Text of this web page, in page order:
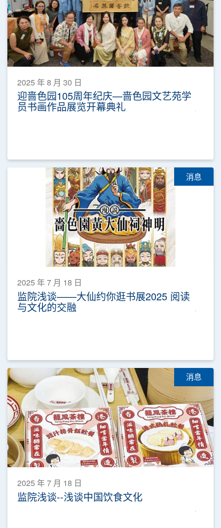
2025 年 8 月 30 日
迎啬色园105周年纪庆—啬色园文艺苑学
员书画作品展览开幕典礼
消息
2025 年 7 月 18 日
监院浅谈——大仙约你逛书展2025 阅读
与文化的交融
消息
2025 年 7 月 18 日
监院浅谈--浅谈中国饮食文化